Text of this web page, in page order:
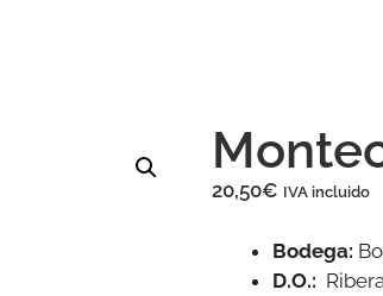
20,50€ IVA incluido
Bodega:
D.O.: